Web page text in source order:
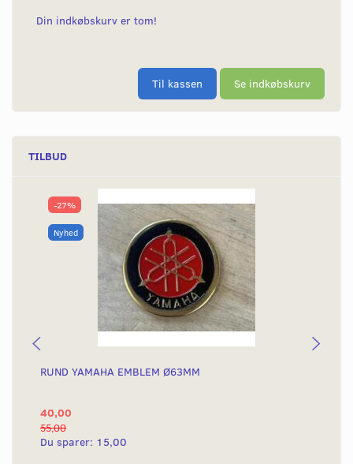
Din indkøbskurv er tom!
Til kassen Se indkøbskurv
TILBUD
-27%
Nyhed
RUND YAMAHA EMBLEM Ø63MM
40,00
55,00
Du sparer: 15,00